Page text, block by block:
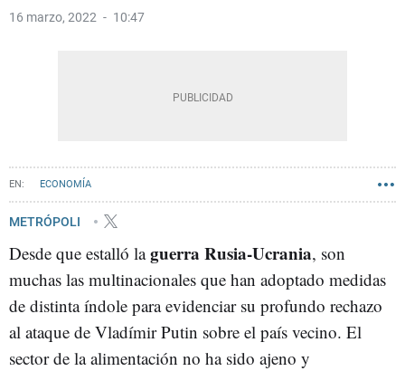
16 marzo, 2022 10:47
ECONOMÍA
METRÓPOLI
Desde que estalló laguerra Rusia-Ucrania, son
muchas las multinacionales que han adoptado medidas
de distinta índole para evidenciar su profundo rechazo
al ataque de Vladímir Putin sobre el país vecino. El
sector de la alimentación no ha sido ajeno y